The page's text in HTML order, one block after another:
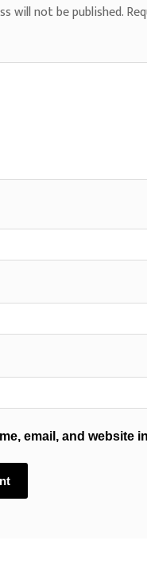
will not be published.
email, and website